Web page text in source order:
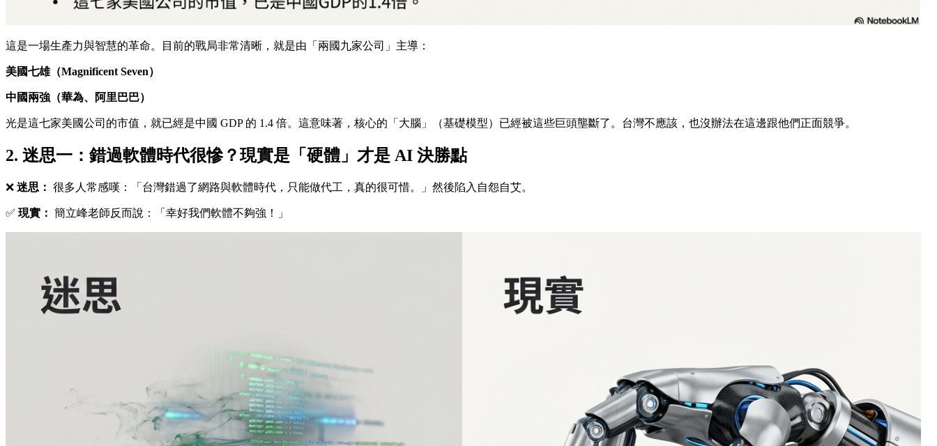
這是一場生產力與智慧的革命。目前的戰局非常清晰，就是由「兩國九家公司」主導：
美國七雄（Magnificent Seven）
中國兩強（華為、阿里巴巴）
光是這七家美國公司的市值，就已經是中國 GDP 的 1.4 倍。這意味著，核心的「大腦」（基礎模型）已經被這些巨頭壟斷了。台灣不應該，也沒辦法在這邊跟他們正面競爭。
2. 迷思一：錯過軟體時代很慘？現實是「硬體」才是 AI 決勝點
❌ 迷思： 很多人常感嘆：「台灣錯過了網路與軟體時代，只能做代工，真的很可惜。」然後陷入自怨自艾。
✅ 現實： 簡立峰老師反而說：「幸好我們軟體不夠強！」